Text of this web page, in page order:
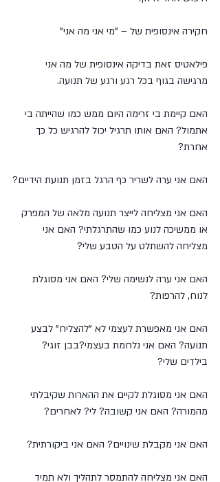
חקירה אינסופית של – "מי אני מה אני"
פילאטיס זאת בדיקה אינסופית של מה אני
מרגישה בגוף בכל רגע ורגע של תנועה.
האם קיימת בי זרימה היום ממש כמו שהייתה בי
אתמול? האם אותו תרגיל יכול להרגיש כל כך
אחרת?
האם אני ערה לשריר כף הרגל בזמן תנועת הידיים?
האם אני מצליחה לייצר תנועה מלאה של המפרק
או ממשיכה לנוע כמו שהתרגלתי? האם אני
מצליחה להשתלט על הטבע שלי?
האם אני ערה לנשימה שלי? האם אני מסוגלת
לנוח, להרפות?
האם אני מאפשרת לעצמי לא "להצליח" לבצע
תנועה? האם אני נלחמת בעצמי?בבן זוגי?
בילדים שלי?
האם אני מסוגלת לקיים את ההארות שקיבלתי
מהמורה? האם אני קשובה? לי? לאחרים?
האם אני מקבלת שינויים? האם אני ביקורתית?
האם אני מצליחה להתמסר לתהליך ולא תמיד